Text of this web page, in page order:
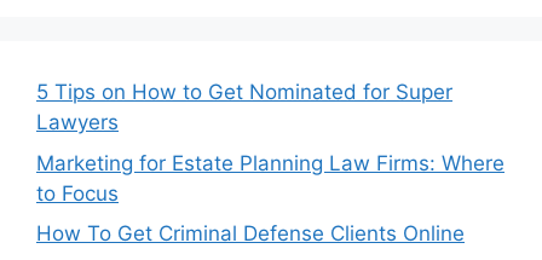
5 Tips on How to Get Nominated for Super
Lawyers
Marketing for Estate Planning Law Firms: Where
to Focus
How To Get Criminal Defense Clients Online